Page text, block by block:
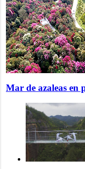
Mar de azaleas en